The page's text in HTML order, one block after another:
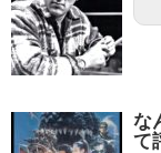
な
て